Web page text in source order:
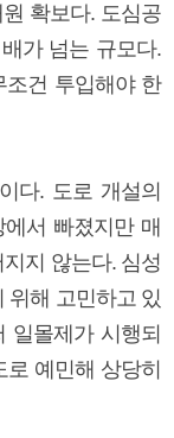
확보다. 도심공
가 넘는 규모다.
조건 투입해야 한
다. 도로 개설의
서 빠졌지만 매
지 않는다. 심성
위해 고민하고 있
일몰제가 시행되
예민해 상당히